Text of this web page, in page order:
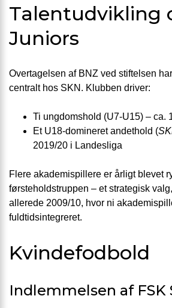
Talentudvikling
Juniors
Overtagelsen af BNZ ved stiftelsen
centralt hos SKN. Klubben driver:
Ti ungdomshold (U7-U15) – ca.
Et U18-domineret andethold (
2019/20 i Landesliga
Flere akademispillere er årligt blevet
førsteholdstruppen – et strategisk
allerede 2009/10, hvor ni
fuldtidsintegreret.
Kvindefodbold
Indlemmelsen af FSK